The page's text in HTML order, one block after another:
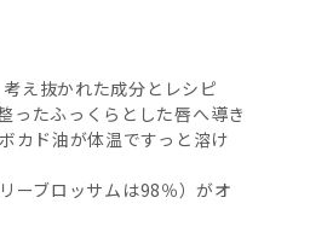
え抜かれた成分とレシピ
ったふっくらとした唇へ導き
カド油が体温ですっと溶け
ーブロッサムは98％）がオ